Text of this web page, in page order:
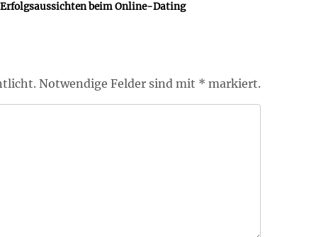
Erfolgsaussichten beim Online-Dating
Notwendige Felder sind mit * markiert.